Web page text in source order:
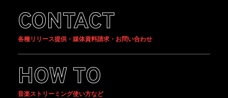
CONTACT
各種リリース提供・媒体資料請求・お問い合わせ
HOW TO
音楽ストリーミング使い方など